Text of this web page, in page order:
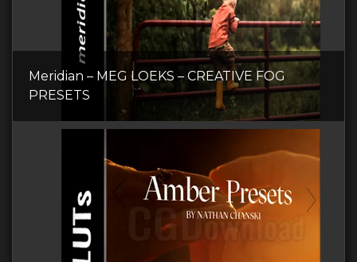
Meridian – MEG LOEKS – CREATIVE FOG
PRESETS